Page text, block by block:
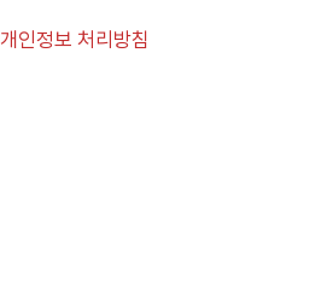
개인정보 처리방침